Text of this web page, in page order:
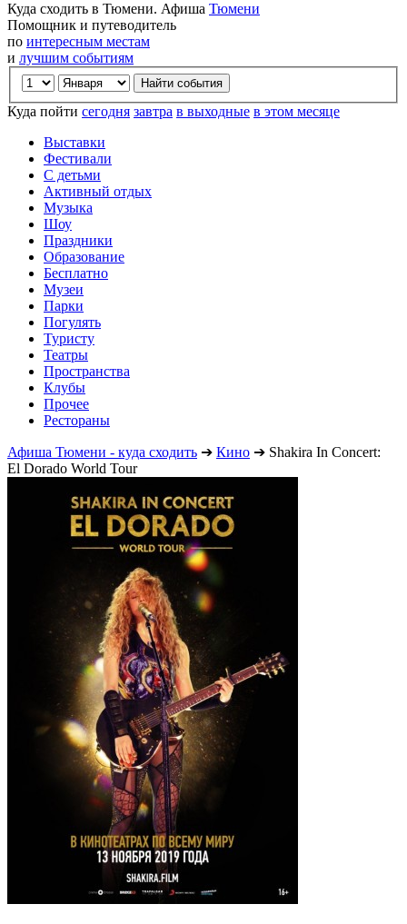
Куда сходить в Тюмени. Афиша Тюмени
Помощник и путеводитель
по интересным местам
и лучшим событиям
Куда пойти сегодня завтра в выходные в этом месяце
Выставки
Фестивали
С детьми
Активный отдых
Музыка
Шоу
Праздники
Образование
Бесплатно
Музеи
Парки
Погулять
Туристу
Театры
Пространства
Клубы
Прочее
Рестораны
Афиша Тюмени - куда сходить ➔ Кино ➔ Shakira In Concert:
El Dorado World Tour